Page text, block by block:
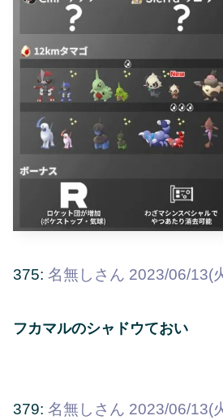
375: 名無しさん 2023/06/13(
フカマルのシャドウておい
379: 名無しさん 2023/06/13(